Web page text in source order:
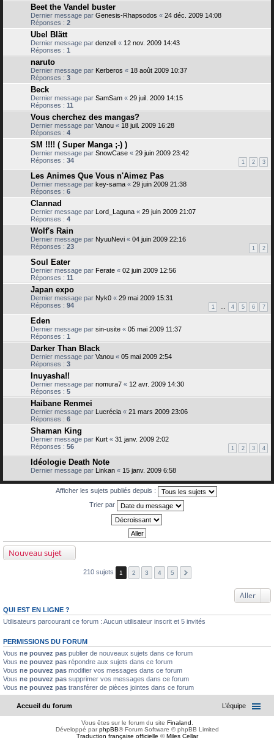
Beet the Vandel buster
Dernier message par Genesis-Rhapsodos « 24 déc. 2009 14:08
Réponses : 2
Ubel Blätt
Dernier message par denzell « 12 nov. 2009 14:43
Réponses : 1
naruto
Dernier message par Kerberos « 18 août 2009 10:37
Réponses : 3
Beck
Dernier message par SamSam « 29 juil. 2009 14:15
Réponses : 11
Vous cherchez des mangas?
Dernier message par Vanou « 18 juil. 2009 16:28
Réponses : 4
SM !!!! ( Super Manga ;-) )
Dernier message par SnowCase « 29 juin 2009 23:42
Réponses : 34 1 2 3
Les Animes Que Vous n'Aimez Pas
Dernier message par key-sama « 29 juin 2009 21:38
Réponses : 6
Clannad
Dernier message par Lord_Laguna « 29 juin 2009 21:07
Réponses : 4
Wolf's Rain
Dernier message par NyuuNevi « 04 juin 2009 22:16
Réponses : 23 1 2
Soul Eater
Dernier message par Ferate « 02 juin 2009 12:56
Réponses : 11
Japan expo
Dernier message par Nyk0 « 29 mai 2009 15:31
Réponses : 94 1 4 5 6 7
Eden
Dernier message par sin-usite « 05 mai 2009 11:37
Réponses : 1
Darker Than Black
Dernier message par Vanou « 05 mai 2009 2:54
Réponses : 3
Inuyasha!!
Dernier message par nomura7 « 12 avr. 2009 14:30
Réponses : 5
Haibane Renmei
Dernier message par Lucrécia « 21 mars 2009 23:06
Réponses : 6
Shaman King
Dernier message par Kurt « 31 janv. 2009 2:02
Réponses : 56 1 2 3 4
Idéologie Death Note
Dernier message par Linkan « 15 janv. 2009 6:58
Afficher les sujets publiés depuis :
Trier par
Nouveau sujet
210 sujets 1 2 3 4 5
Aller
QUI EST EN LIGNE ?
Utilisateurs parcourant ce forum : Aucun utilisateur inscrit et 5 invités
PERMISSIONS DU FORUM
Vous ne pouvez pas publier de nouveaux sujets dans ce forum
Vous ne pouvez pas répondre aux sujets dans ce forum
Vous ne pouvez pas modifier vos messages dans ce forum
Vous ne pouvez pas supprimer vos messages dans ce forum
Vous ne pouvez pas transférer de pièces jointes dans ce forum
Accueil du forum L’équipe
Vous êtes sur le forum du site Finaland
Développé parphpBB® Forum Software © phpBB Limited
Traduction française officielle ©Miles Cellar